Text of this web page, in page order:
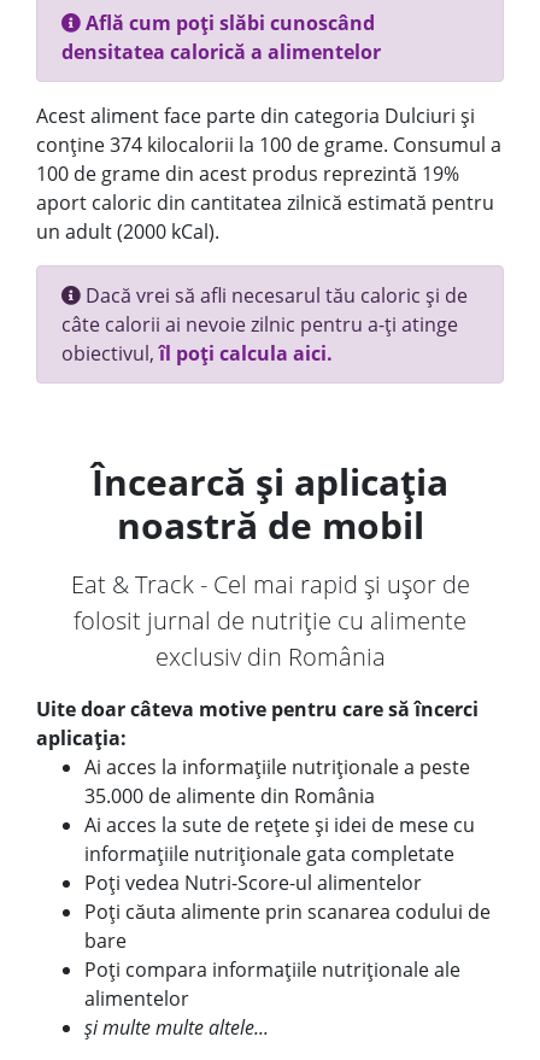
Află cum poți slăbi cunoscând
densitatea calorică a alimentelor
Acest aliment face parte din categoria Dulciuri și
conține 374 kilocalorii la 100 de grame. Consumul a
100 de grame din acest produs reprezintă 19%
aport caloric din cantitatea zilnică estimată pentru
un adult (2000 kCal).
Dacă vrei să afli necesarul tău caloric și de
câte calorii ai nevoie zilnic pentru a-ți atinge
obiectivul,îl poți calcula aici.
Încearcă și aplicația
noastră de mobil
Eat & Track - Cel mai rapid și ușor de
folosit jurnal de nutriție cu alimente
exclusiv din România
Uite doar câteva motive pentru care să încerci
aplicația:
Ai acces la informațiile nutriționale a peste
35.000 de alimente din România
Ai acces la sute de rețete și idei de mese cu
informațiile nutriționale gata completate
Poți vedea Nutri-Score-ul alimentelor
Poți căuta alimente prin scanarea codului de
bare
Poți compara informațiile nutriționale ale
alimentelor
și multe multe altele...